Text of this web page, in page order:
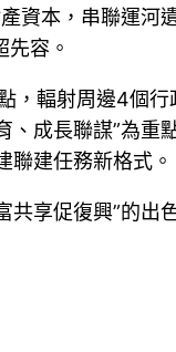
資本，串聯運河
容。
，輻射周邊4個行
、成長聯謀”為重
聯建任務新格式。
享促復興”的出